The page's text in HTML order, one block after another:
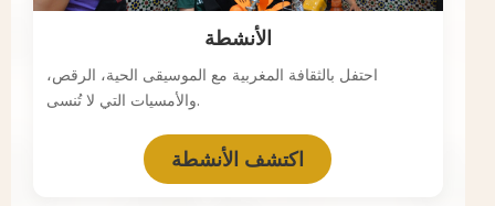
الأنشطة
احتفل بالثقافة المغربية مع الموسيقى الحية، الرقص،
والأمسيات التي لا تُنسى.
اكتشف الأنشطة